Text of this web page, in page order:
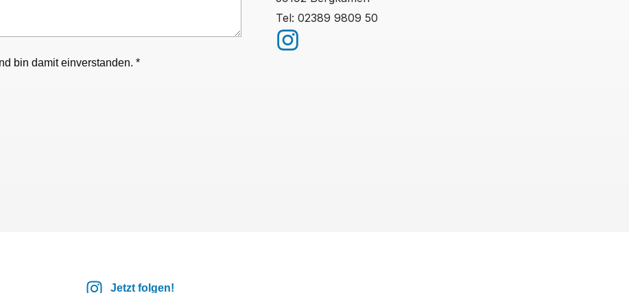
bin damit einverstanden. *
Tel: 02389 9809 50
Jetzt folgen!